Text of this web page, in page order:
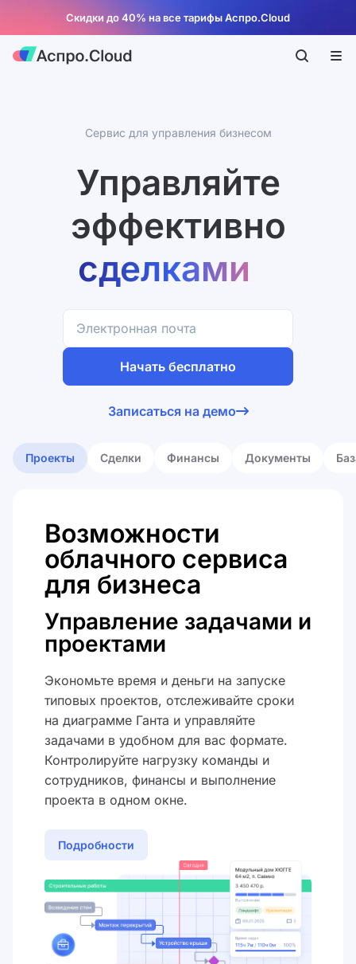
Скидки до 40% на все тарифы Аспро.Cloud
Сервис для управления бизнесом
Управляйте
эффективно
компанией
проектами
финансами
сделками
Начать бесплатно
соглашение
персональных данных
Записаться на демо
Проекты Сделки Финансы Документы
Возможности
облачного сервиса
для бизнеса
Управление задачами и
проектами
Экономьте время и деньги на запуске
типовых проектов, отслеживайте сроки
на диаграмме Ганта и управляйте
задачами в удобном для вас формате.
Контролируйте нагрузку команды и
сотрудников, финансы и выполнение
проекта в одном окне.
Подробности